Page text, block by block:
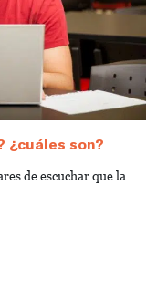
¿cuáles son?
de escuchar que la